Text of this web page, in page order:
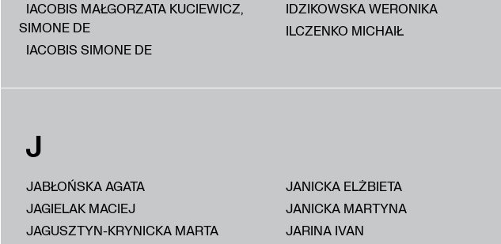
IACOBIS MAŁGORZATA KUCIEWICZ,
SIMONE DE
IACOBIS SIMONE DE
IDZIKOWSKA WERONIKA
ILCZENKO MICHAIŁ
J
JABŁOŃSKA AGATA
JAGIELAK MACIEJ
JAGUSZTYN-KRYNICKA MARTA
JANICKA ELŻBIETA
JANICKA MARTYNA
JARINA IVAN